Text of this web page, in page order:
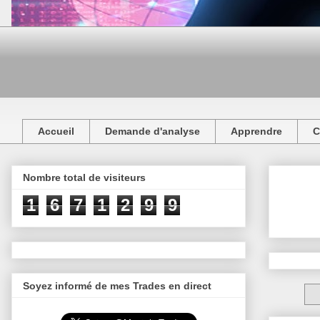
Accueil Demande d'analyse Apprendre
Nombre total de visiteurs
1 6 7 1 2 9 9
Soyez informé de mes Trades en direct